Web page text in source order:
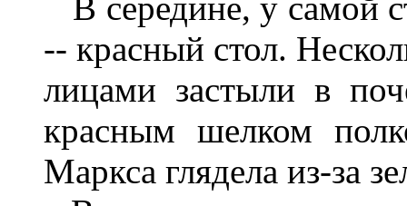
-- красный стол.
лицами застыли в
красным шелком
Маркса глядела из-за